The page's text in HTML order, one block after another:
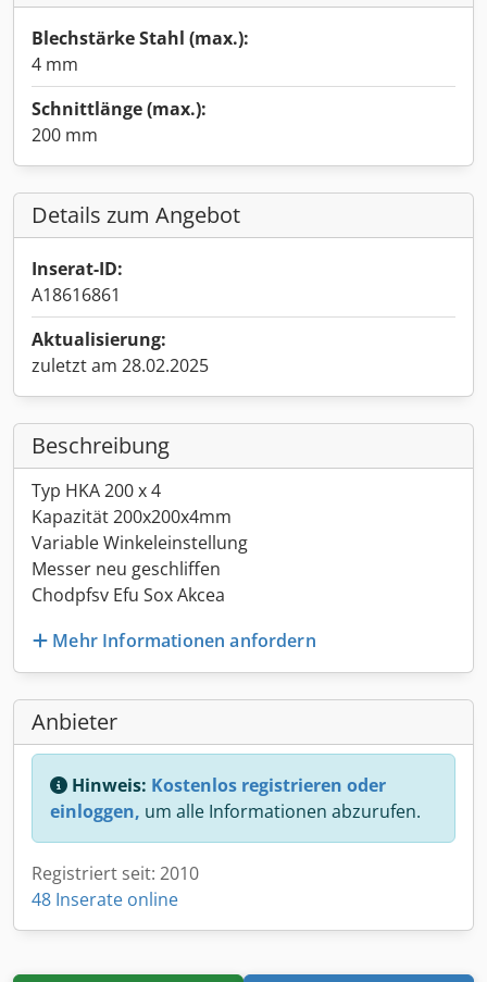
Blechstärke Stahl (max.):
4 mm
Schnittlänge (max.):
200 mm
Details zum Angebot
Inserat-ID:
A18616861
Aktualisierung:
zuletzt am 28.02.2025
Beschreibung
Typ HKA 200 x 4
Kapazität 200x200x4mm
Variable Winkeleinstellung
Messer neu geschliffen
Chodpfsv Efu Sox Akcea
Mehr Informationen anfordern
Anbieter
Hinweis: Kostenlos registrieren oder
einloggen, um alle Informationen abzurufen.
Registriert seit: 2010
48 Inserate online